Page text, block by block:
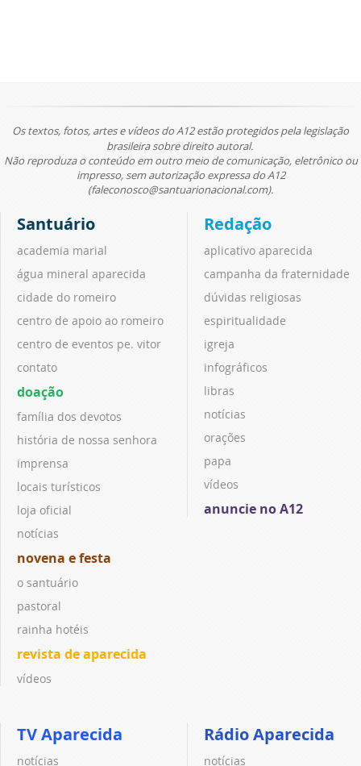
Os textos, fotos, artes e vídeos do A12 estão protegidos pela legislação
brasileira sobre direito autoral.
Não reproduza o conteúdo em outro meio de comunicação, eletrônico ou
impresso, sem autorização expressa do A12
(faleconosco@santuarionacional.com).
Santuário
academia marial
água mineral aparecida
cidade do romeiro
centro de apoio ao romeiro
centro de eventos pe. vitor
contato
doação
família dos devotos
história de nossa senhora
imprensa
locais turísticos
loja oficial
notícias
novena e festa
o santuário
pastoral
rainha hotéis
revista de aparecida
vídeos
Redação
aplicativo aparecida
campanha da fraternidade
dúvidas religiosas
espiritualidade
igreja
infográficos
libras
notícias
orações
papa
vídeos
anuncie no A12
TV Aparecida
notícias
Rádio Aparecida
notícias